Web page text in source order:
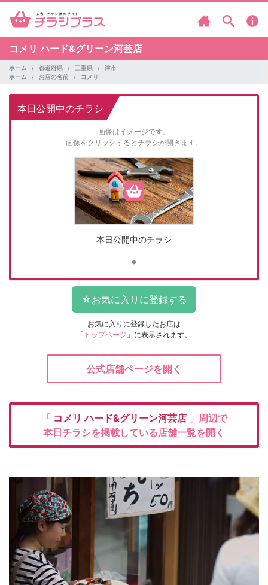
コメリハード&グリーン河芸店
ホーム 都道府県 三重県
津市
ホーム
お店の名前 コメリ
本日公開中のチラシ
画像はイメージです。
画像をクリックするとチラシが開きます。
本日公開中のチラシ
お気に入りに登録したお店は
「 トップページ 」に表示されます。
公式店舗ページを開く
「 コメリハード&グリーン河芸店 」周辺で
本日チラシを掲載している店舗一覧を開く